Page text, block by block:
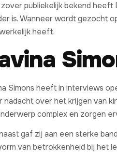
publiekelijk bekend heeft
is. Wanneer wordt gezocht
heeft.
Simons heeft in interviews
nadacht over het krijgen van
complex en zorgen
gaf zij aan een sterke
van betrokkenheid bij het